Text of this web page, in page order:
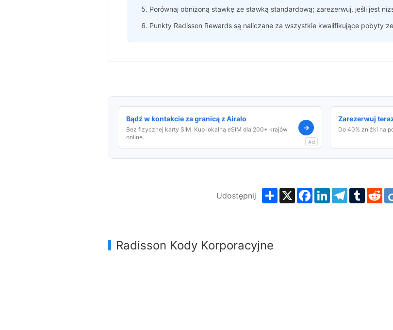
Porównaj obniżoną stawkę ze stawką standardową; zarezerwuj, jeśli jest
Punkty Radisson Rewards są naliczane za wszystkie kwalifikujące pobyty
Bądź w kontakcie za granicą z Airalo
Bez fizycznej karty SIM. Kup lokalną eSIM dla 200+ krajów
online.
→
Ad
Zarezerwuj
Do 40% zniżki na
Udostępnij ShareX Facebook
LinkedInTelegram
Tumblr
Radisson Kody Korporacyjne